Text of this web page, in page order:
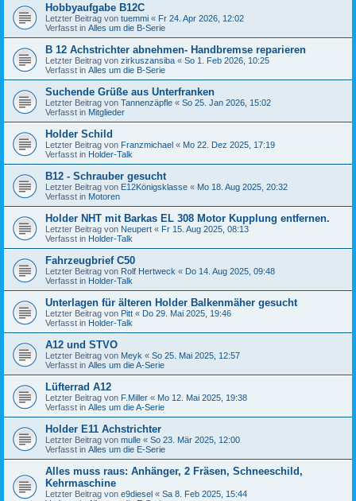
Hobbyaufgabe B12C
Letzter Beitrag von tuemmi « Fr 24. Apr 2026, 12:02
Verfasst in Alles um die B-Serie
B 12 Achstrichter abnehmen- Handbremse reparieren
Letzter Beitrag von zirkuszansiba « So 1. Feb 2026, 10:25
Verfasst in Alles um die B-Serie
Suchende Grüße aus Unterfranken
Letzter Beitrag von Tannenzäpfle « So 25. Jan 2026, 15:02
Verfasst in Mitglieder
Holder Schild
Letzter Beitrag von Franzmichael « Mo 22. Dez 2025, 17:19
Verfasst in Holder-Talk
B12 - Schrauber gesucht
Letzter Beitrag von E12Königsklasse « Mo 18. Aug 2025, 20:32
Verfasst in Motoren
Holder NHT mit Barkas EL 308 Motor Kupplung entfernen.
Letzter Beitrag von Neupert « Fr 15. Aug 2025, 08:13
Verfasst in Holder-Talk
Fahrzeugbrief C50
Letzter Beitrag von Rolf Hertweck « Do 14. Aug 2025, 09:48
Verfasst in Holder-Talk
Unterlagen für älteren Holder Balkenmäher gesucht
Letzter Beitrag von Pitt « Do 29. Mai 2025, 19:46
Verfasst in Holder-Talk
A12 und STVO
Letzter Beitrag von Meyk « So 25. Mai 2025, 12:57
Verfasst in Alles um die A-Serie
Lüfterrad A12
Letzter Beitrag von F.Miller « Mo 12. Mai 2025, 19:38
Verfasst in Alles um die A-Serie
Holder E11 Achstrichter
Letzter Beitrag von mulle « So 23. Mär 2025, 12:00
Verfasst in Alles um die E-Serie
Alles muss raus: Anhänger, 2 Fräsen, Schneeschild,
Kehrmaschine
Letzter Beitrag von e9diesel « Sa 8. Feb 2025, 15:44